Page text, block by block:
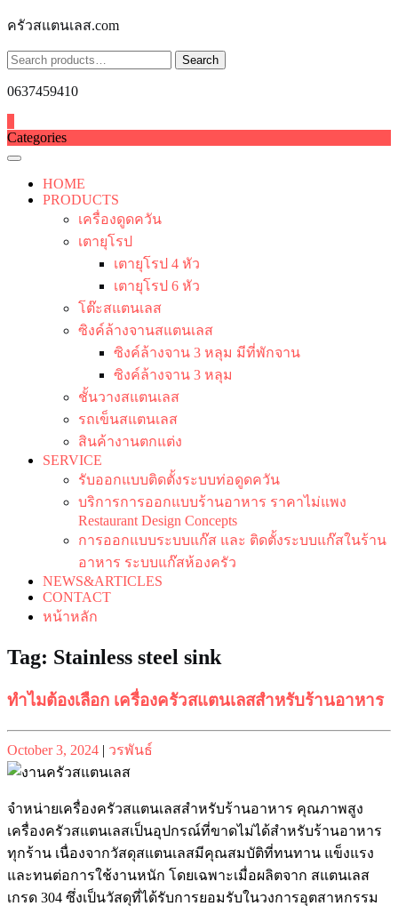
Skip
content
ครัวสแตนเลส.com
Search
for:
Search
0637459410
Categories
HOME
PRODUCTS
เครื่องดูดควัน
เตายุโรป
เตายุโรป 4 หัว
เตายุโรป 6 หัว
โต๊ะสแตนเลส
ซิงค์ล้างจานสแตนเลส
ซิงค์ล้างจาน 3 หลุม มีที่พักจาน
ซิงค์ล้างจาน 3 หลุม
ชั้นวางสแตนเลส
รถเข็นสแตนเลส
สินค้างานตกแต่ง
SERVICE
รับออกแบบติดตั้งระบบท่อดูดควัน
บริการการออกแบบร้านอาหาร ราคาไม่แพง
Restaurant Design Concepts
การออกแบบระบบแก๊ส และ ติดตั้งระบบแก๊สในร้าน
อาหาร ระบบแก๊สห้องครัว
NEWS&ARTICLES
CONTACT
หน้าหลัก
Tag: Stainless steel sink
ทำไมต้องเลือก เครื่องครัวสแตนเลสสำหรับร้านอาหาร
Posted
on
October 3, 2024 | Posted
วรพันธ์
จำหน่ายเครื่องครัวสแตนเลสสำหรับร้านอาหาร คุณภาพสูง
เครื่องครัวสแตนเลสเป็นอุปกรณ์ที่ขาดไม่ได้สำหรับร้านอาหาร
ทุกร้าน เนื่องจากวัสดุสแตนเลสมีคุณสมบัติที่ทนทาน แข็งแรง
และทนต่อการใช้งานหนัก โดยเฉพาะเมื่อผลิตจาก สแตนเลส
เกรด 304 ซึ่งเป็นวัสดุที่ได้รับการยอมรับในวงการอุตสาหกรรม